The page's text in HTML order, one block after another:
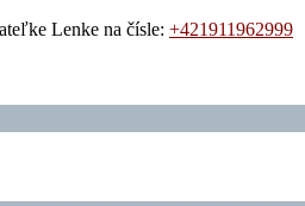
Lenke na čísle: +421911962999